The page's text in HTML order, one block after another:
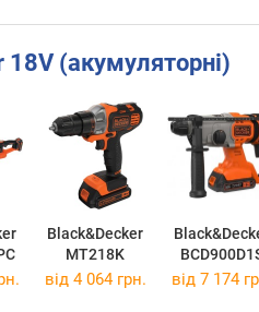
18V (акумуляторні)
Black&Decker
MT218K
від 4 064 грн. від 7 174